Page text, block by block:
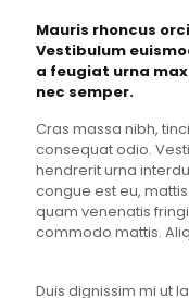
Mauris rhoncus
Vestibulum
a feugiat urna
nec semper.
Cras massa nibh,
consequat odio.
hendrerit urna
congue est eu,
quam venenatis
commodo mattis.
Duis dignissim mi ut